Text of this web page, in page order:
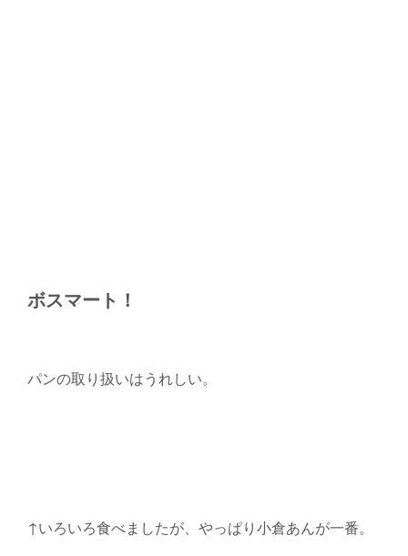
ボスマート！
パンの取り扱いはうれしい。
↑いろいろ食べましたが、やっぱり小倉あんが一番。